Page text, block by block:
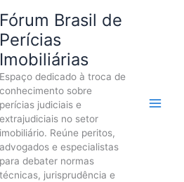
Fórum Brasil de
Perícias
Imobiliárias
Espaço dedicado à troca de
conhecimento sobre
perícias judiciais e
extrajudiciais no setor
imobiliário. Reúne peritos,
advogados e especialistas
para debater normas
técnicas, jurisprudência e